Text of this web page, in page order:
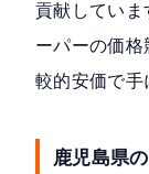
貢献していま
ーパーの価
較的安価で手
鹿児島県